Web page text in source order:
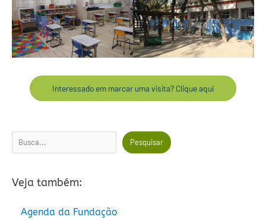
Interessado em marcar uma visita? Clique aqui
Pesquisar Pesquisar
Veja também:
Agenda da Fundação